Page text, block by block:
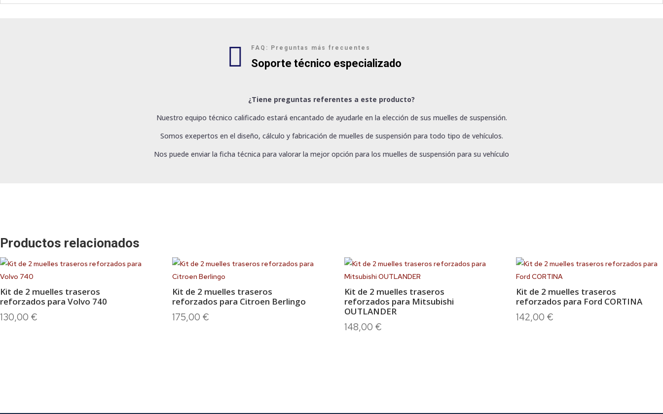
 FAQ: Preguntas más frecuentes
Soporte técnico especializado
¿Tiene preguntas referentes a este producto?
Nuestro equipo técnico calificado estará encantado de ayudarle en la elección de sus muelles de suspensión.
Somos exepertos en el diseño, cálculo y fabricación de muelles de suspensión para todo tipo de vehículos.
Nos puede enviar la ficha técnica para valorar la mejor opción para los muelles de suspensión para su vehículo
Productos relacionados
Kit de 2 muelles traseros
reforzados para Volvo 740
130,00 €
Kit de 2 muelles traseros
reforzados para Citroen Berlingo
175,00 €
Kit de 2 muelles traseros
reforzados para Mitsubishi
OUTLANDER
148,00 €
Kit de 2 muelles traseros
reforzados para Ford CORTINA
142,00 €